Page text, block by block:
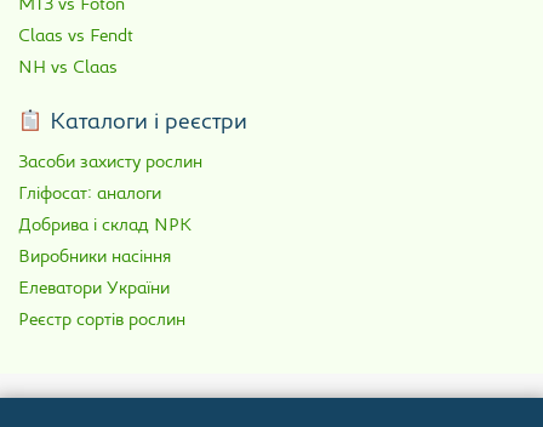
МТЗ vs Foton
Claas vs Fendt
NH vs Claas
Каталоги і реєстри
Засоби захисту рослин
Гліфосат: аналоги
Добрива і склад NPK
Виробники насіння
Елеватори України
Реєстр сортів рослин